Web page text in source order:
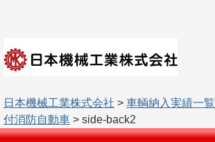
索
日本機械工業株式会社 > 車輌納入実績一覧
付消防自動車 > side-back2